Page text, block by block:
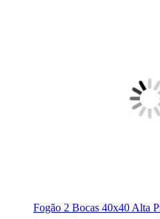
Fogão 2 Bocas 40x40 Alta